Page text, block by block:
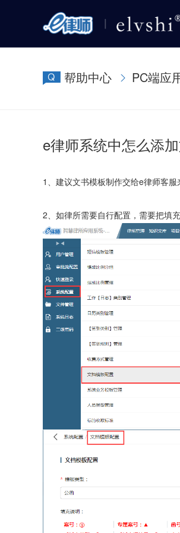
帮助中心 PC端应
e律师系统中怎么添
1、建议文书模板制作交给e律师客
2、如律所需要自行配置，需要把填